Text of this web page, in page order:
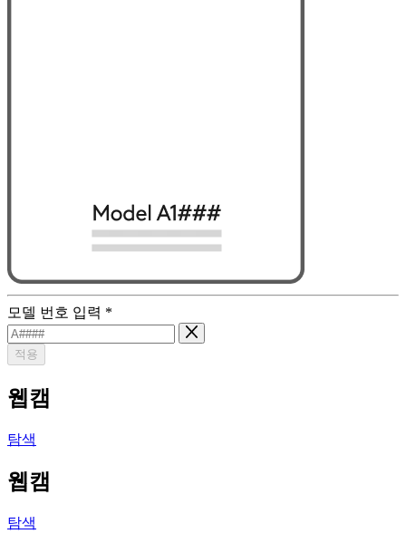
모델 번호 입력 *
적용
웹캠
탐색
웹캠
탐색